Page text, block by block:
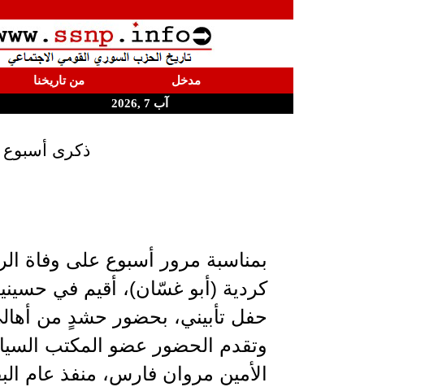
مدخل من تاريخنا
آب 7 ,2026
ذكرى أسبوع
بمناسبة مرور أسبوع على وفاة
كردية (أبو غسّان)، أقيم في
حفل تأبيني، بحضور حشدٍ من
وتقدم الحضور عضو المكتب
الأمين مروان فارس، منفذ عام